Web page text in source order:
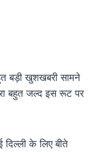
बड़ी खुशखबरी सामने
बहुत जल्द इस रूट पर
दिल्ली के लिए बीते